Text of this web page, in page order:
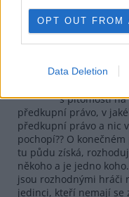
OPT OUT FROM
Data Deletion
Zapomněli
Přihlásit se mohou
pavel
s pitomostí na
předkupní právo, v
předkupní právo a nic
pochopí?? O
tu půdu získá,
někoho a je jedno
jsou rozhodnými hráči
jedinci, kteří nemají se